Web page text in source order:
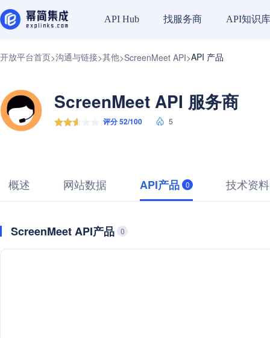
API Hub 找服务商 API知识库
开放平台首页>沟通与链接>其他>ScreenMeet API>API 产品
ScreenMeet API 服务商
评分 52/100 5
概述 网站数据 API产品 0 技术资料
ScreenMeet API产品 0